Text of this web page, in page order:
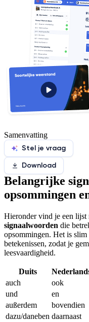
Samenvatting
Stel je vraag
Download
Belangrijke
opsommingen
Hieronder vind je een lijst
signaalwoorden die
opsommingen. Het is
betekenissen, zodat je
leesvaardigheid.
Duits
auch
ook
und
en
außerdem
bovendien
dazu/daneben daarnaast